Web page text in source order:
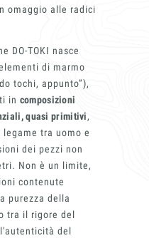
omaggio alle radici
DO-TOKI nasce
di marmo
tochi, appunto”),
in composizioni
quasi primitivi,
tra uomo e
dei pezzi non
Non è un limite,
contenute
purezza della
tra il rigore del
del